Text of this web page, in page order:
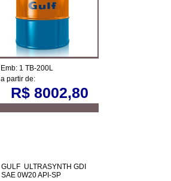
Emb: 1 TB-200L
a partir de:
R$ 8002,80
GULF ULTRASYNTH GDI
SAE 0W20 API-SP